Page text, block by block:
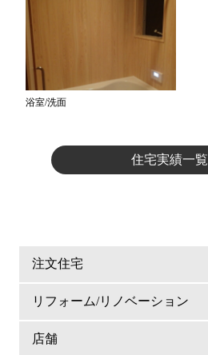
浴室/洗面
住宅実績一覧
注文住宅
リフォーム/リノベーション
店舗